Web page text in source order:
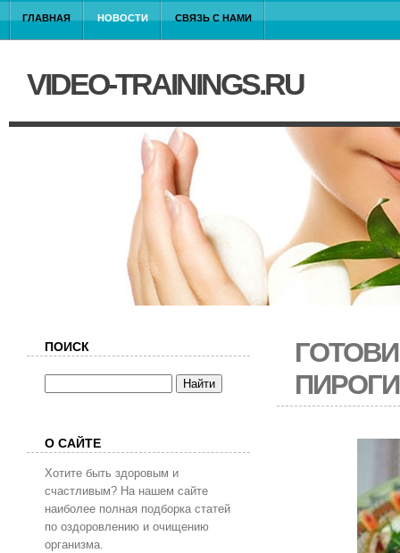
ГЛАВНАЯ НОВОСТИ СВЯЗЬ С НАМИ
VIDEO-TRAININGS.RU
ПОИСК
О САЙТЕ
Хотите быть здоровым и
счастливым? На нашем сайте
наиболее полная подборка статей
по оздоровлению и очищению
организма.